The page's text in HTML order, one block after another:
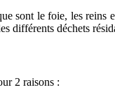
sont le foie, les reins
différents déchets
2 raisons :